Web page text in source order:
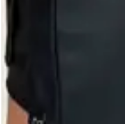
Estação